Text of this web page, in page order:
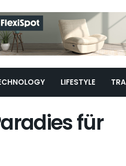
LIFESTYLE
für